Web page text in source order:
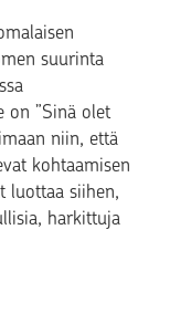
suurinta
on ”Sinä olet
niin, että
kohtaamisen
luottaa siihen,
harkittuja